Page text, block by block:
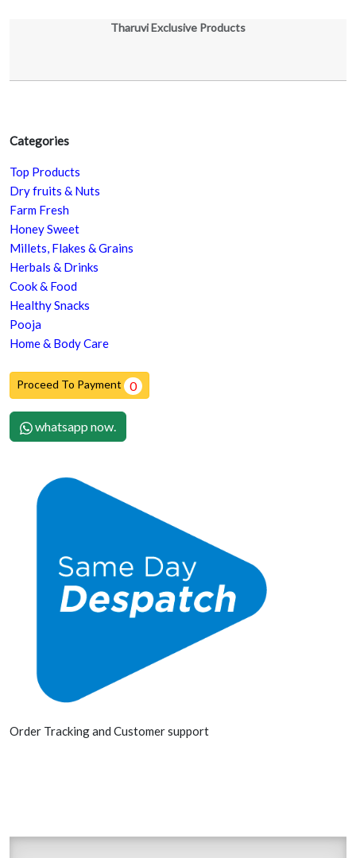
Categories
Top Products
Dry fruits & Nuts
Farm Fresh
Honey Sweet
Millets, Flakes & Grains
Herbals & Drinks
Cook & Food
Healthy Snacks
Pooja
Home & Body Care
Proceed To Payment 0
whatsapp now.
Order Tracking and Customer support
Tharuvi Exclusive Products